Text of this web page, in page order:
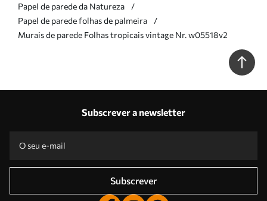
Papel de parede da Natureza
Papel de parede folhas de palmeira
Murais de parede Folhas tropicais vintage Nr. w05518v2
Subscrever a newsletter
Subscrever